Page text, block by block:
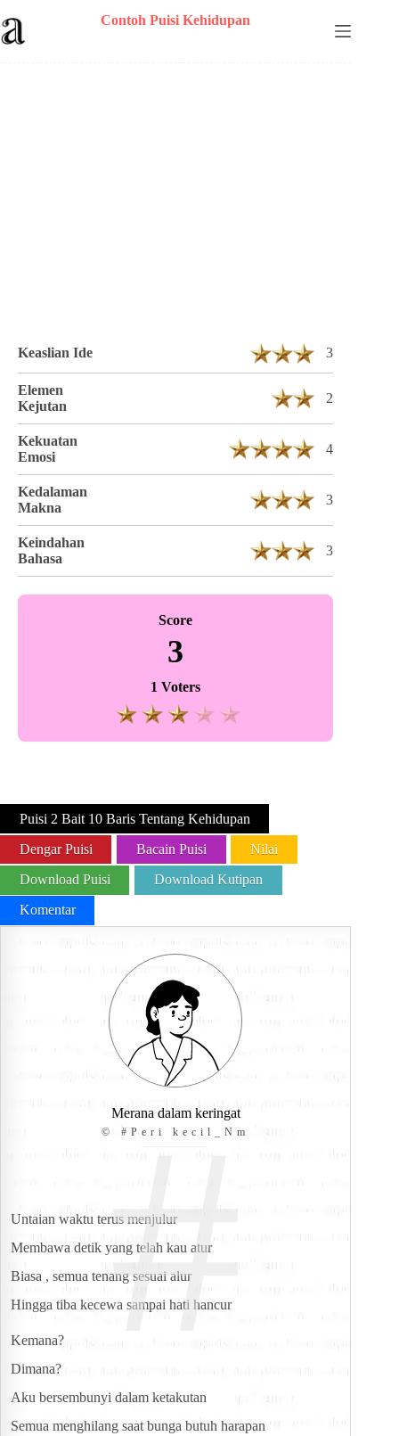
to
content
Contoh Puisi Kehidupan
Keaslian Ide 3
Elemen
Kejutan
2
Kekuatan
Emosi
4
Kedalaman
Makna
3
Keindahan
Bahasa
3
Score
3
1 Voters
Puisi 2 Bait 10 Baris Tentang Kehidupan
Dengar Puisi Bacain Puisi Nilai
Download Puisi Download Kutipan
Komentar
#
Merana dalam keringat
© #Peri kecil_Nm
Untaian waktu terus menjulur
Membawa detik yang telah kau atur
Biasa , semua tenang sesuai alur
Hingga tiba kecewa sampai hati hancur
Kemana?
Dimana?
Aku bersembunyi dalam ketakutan
Semua menghilang saat bunga butuh harapan